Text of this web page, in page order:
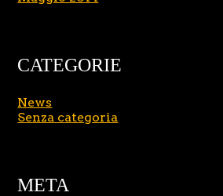
CATEGORIE
News
Senza categoria
META